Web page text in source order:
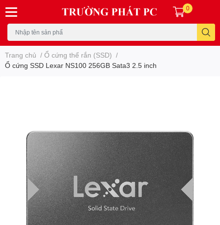
0
Trang chủ / Ổ cứng thể rắn (SSD) /
Ổ cứng SSD Lexar NS100 256GB Sata3 2.5 inch